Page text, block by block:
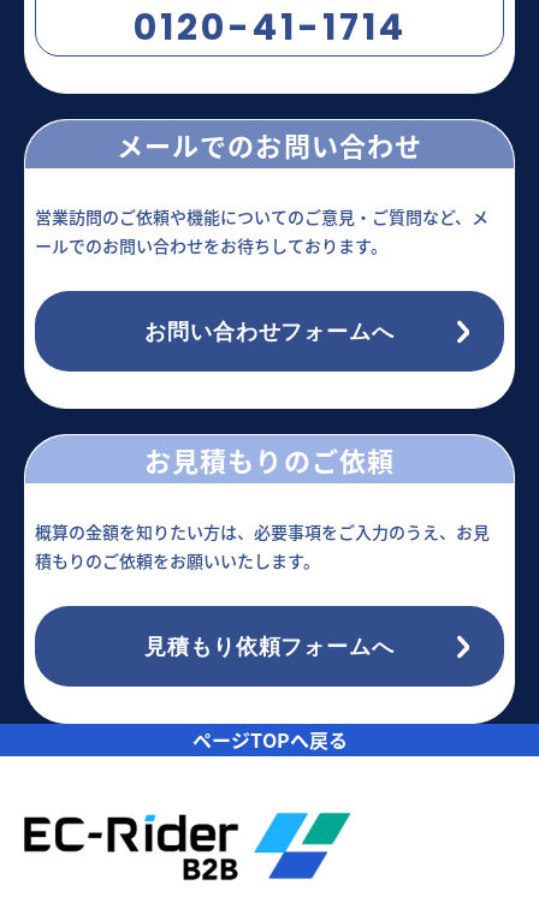
0120-41-1714
メールでのお問い合わせ
営業訪問のご依頼や機能についてのご意見・ご質問など、メ
ールでのお問い合わせをお待ちしております。
お問い合わせフォームへ
お見積もりのご依頼
概算の金額を知りたい方は、必要事項をご入力のうえ、お見
積もりのご依頼をお願いいたします。
見積もり依頼フォームへ
ページTOPへ戻る